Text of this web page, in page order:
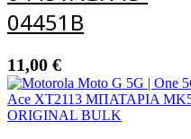
04451B
11,00 €